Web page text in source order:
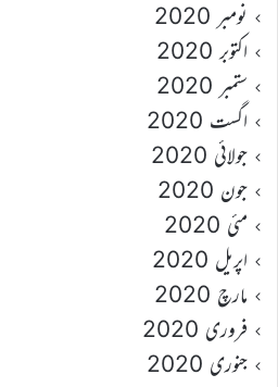
نومبر 2020
اکتوبر 2020
ستمبر 2020
اگست 2020
جولائی 2020
جون 2020
مئی 2020
اپریل 2020
مارچ 2020
فروری 2020
جنوری 2020